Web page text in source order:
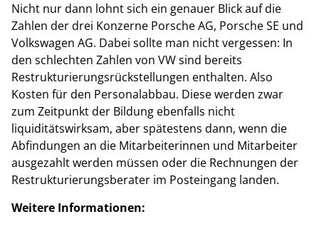
Nicht nur dann lohnt sich ein genauer Blick auf die
Zahlen der drei Konzerne Porsche AG, Porsche SE und
Volkswagen AG. Dabei sollte man nicht vergessen: In
den schlechten Zahlen von VW sind bereits
Restrukturierungsrückstellungen enthalten. Also
Kosten für den Personalabbau. Diese werden zwar
zum Zeitpunkt der Bildung ebenfalls nicht
liquiditätswirksam, aber spätestens dann, wenn die
Abfindungen an die Mitarbeiterinnen und Mitarbeiter
ausgezahlt werden müssen oder die Rechnungen der
Restrukturierungsberater im Posteingang landen.
Weitere Informationen: